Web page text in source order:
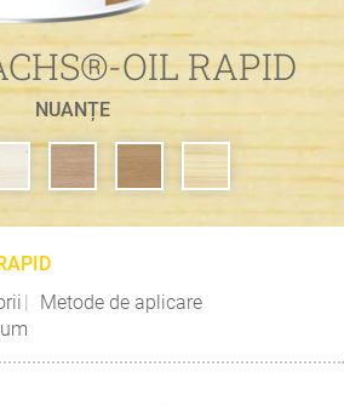
OIL RAPID
NUANȚE
Metode de aplicare